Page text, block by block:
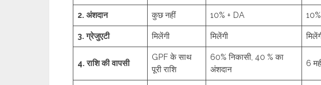
2. अंशदान कुछ नहीं 10% + DA
3. ग्रेजुएटी मिलेंगी मिलेंगी
4. राशि की वापसी
GPF के साथ
पूरी राशि
60% निकासी, 40 % का
अंशदान
6